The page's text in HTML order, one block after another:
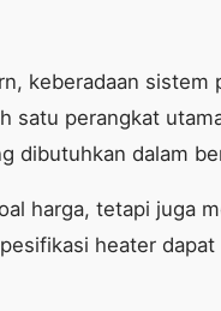
keberadaan
satu perangkat
dibutuhkan dalam
harga, tetapi juga
heater